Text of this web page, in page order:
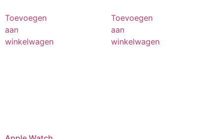
Toevoegen
aan
winkelwagen
Toevoegen
aan
winkelwagen